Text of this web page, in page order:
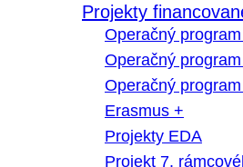
Projekty
Operačný
Operačný
Operačný
Erasmus +
Projekty EDA
Projekt 7.